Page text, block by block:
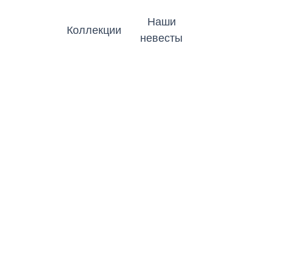
Коллекции
Наши
невесты